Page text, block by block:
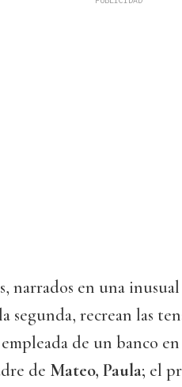
narrados en una
segunda, recrean las
de un banco
de Mateo, Paula; el